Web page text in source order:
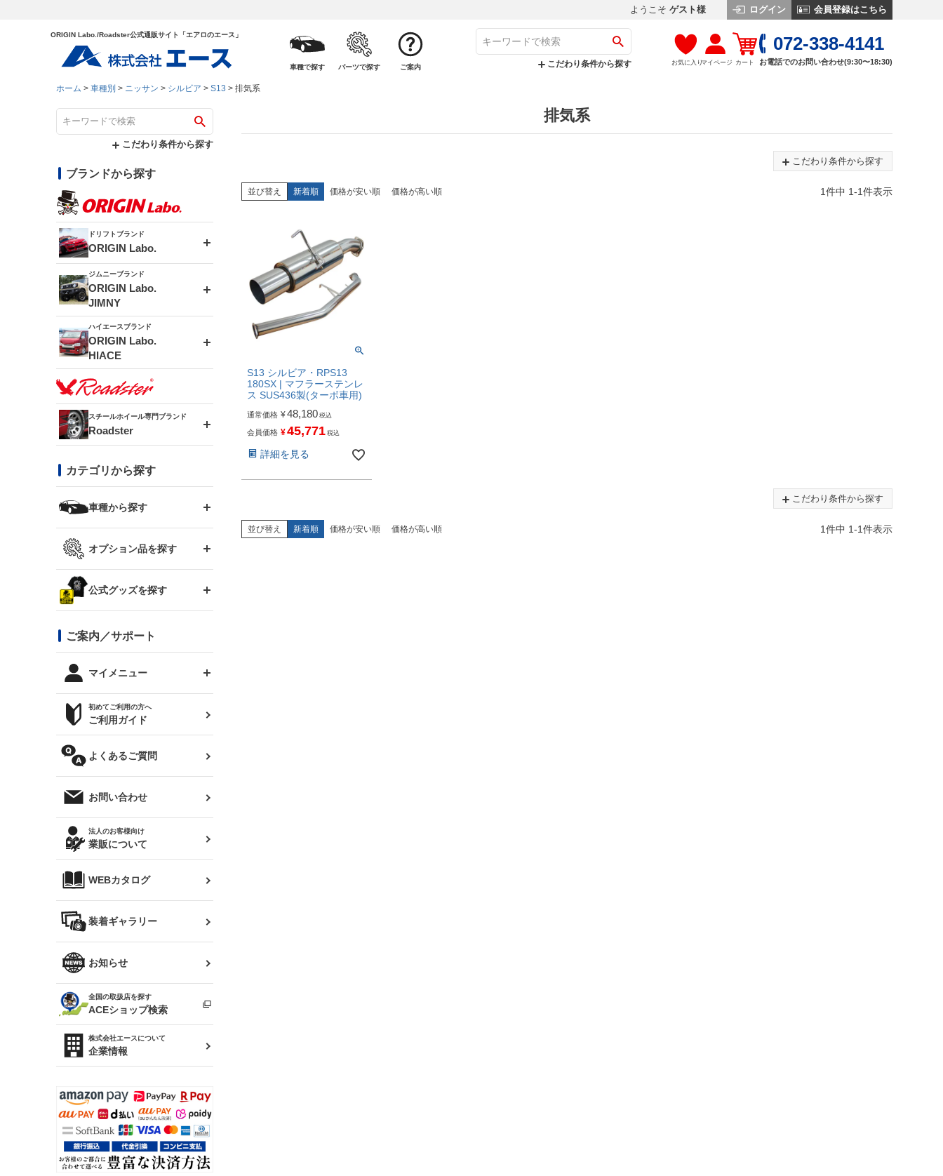
ようこそ ゲスト様 ログイン 会員登録はこちら
ORIGIN Labo./Roadster公式通販サイト「エアロのエース」
車種で探す パーツで探す ご案内 こだわり条件から探す お気に入りマイページ カート
072-338-4141
お電話でのお問い合わせ(9:30〜18:30)
ホーム 車種別 ニッサン シルビア S13 排気系
こだわり条件から探す
ブランドから探す
ドリフトブランド
ORIGIN Labo.
エアロシリーズ
ドリフトライン
風神(180SX)
雷神(S15)
龍神(チェイサー)
レーシングライン
アタックライン
ストリームライン
スタイリッシュライン
フロントフェンダー
リアフェンダー
ブラッシュフェンダー
コンバットアイ
GTウイング
リアウイング
ルーフウイング
ボンネット
カナード
外装・補修パーツ
オリジンアーム(足回り)
レンズ
マフラー
ジムニーブランド
ORIGIN Labo.
JIMNY
アルミホイール
MUD-ZEUS
アルミホイール
MUD-SR7
MUD-S7
ボンネット
フェンダー
サイドパーツ
リアウイング
リアゲート
メンテナンスパーツ
ハイエースブランド
ORIGIN Labo.
HIACE
エアロシリーズ
LUX MODEL SP
LUX MODEL
RUGGER MODEL
GROUND MODEL
PHANTOM LIP
DTM:exclusive
オーバーフェンダー
リアウイング
スムージングバンパー
ワイパーガード
内装パーツ
スチールホイール専門ブランド
Roadster
DAYTONA-RS
DAYTONA-RS NEO
まつど家 鉄漢
まつど家 鉄心
まつど家 鉄八
カテゴリから探す
車種から探す
トヨタ
JZX110 マークⅡ
ハイエース
レビン
トレノ
マークX
クラウン
クラウンマジェスタ
アリスト
ソアラ
アルテッツァ
プロボックス
RAV4
シルビア S13
シルビア S14 前期
シルビア S15
180SX
ワンビア
Z32 フェアレディZ
R34 スカイライン
スカイライン
（ER34/R33/ECR33/R32）
キャラバン
ローレル
セフィーロ
スズキ
RX-7
スバル
BRZ
レクサス
三菱
デリカ D:5
軽自動車
汎用
オプション品を探す
GTウイング用ラダー
コンバットアイ用ライト
オプションタイヤ
サマータイヤ
ジムニー用タイヤ
ハイエース・バン用タイ
ホイールナット
公式グッズを探す
ステッカー
トップス(半袖)
トップス(長袖)
パーカー
オーバーオール(つなぎ)
タオル
帽子
バッグ
ファッション小物
雑貨・ステーショナリー
ベビー用品
ご案内／サポート
マイメニュー
ログインする
お気に入りリスト
クーポンを見る
閲覧履歴
ニュースレターお申し込み
初めてご利用の方へ
ご利用ガイド
よくあるご質問
お問い合わせ
法人のお客様向け
業販について
WEBカタログ
装着ギャラリー
お知らせ
全国の取扱店を探す
ACEショップ検索
株式会社エースについて
企業情報
排気系
こだわり条件から探す
並び替え 新着順 価格が安い順 価格が高い順 1件中 1-1件表示
S13 シルビア・RPS13
180SX | マフラーステンレ
ス SUS436製(ターボ車用)
通常価格 ¥48,180 税込
会員価格 ¥45,771 税込
詳細を見る
こだわり条件から探す
並び替え 新着順 価格が安い順 価格が高い順 1件中 1-1件表示